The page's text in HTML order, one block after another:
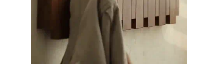
Wij steunen KWF, doe je mee?